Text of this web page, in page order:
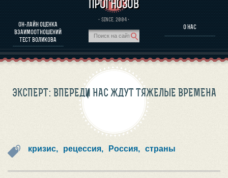
ОН-ЛАЙН ОЦЕНКА
ВЗАИМООТНОШЕНИЙ
ТЕСТ ВОЛИКОВА
· SINCE. 2004 ·
О НАС
ОЦЕНКА ХАРАКТЕРА ВЫДАЮЩИХСЯ ЛИЧНОСТЕЙ
О ПРОГРАММЕ
ПРОГНОЗЫ И АНАЛИТИКА
ЭКСПЕРТ: ВПЕРЕДИ НАС ЖДУТ ТЯЖЕЛЫЕ ВРЕМЕНА
кризис, рецессия, Россия, страны